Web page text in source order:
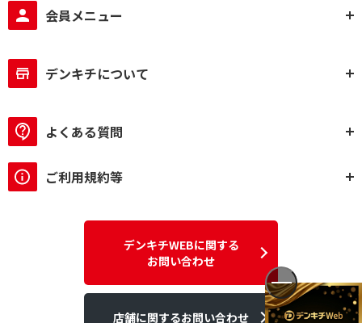
会員メニュー
デンキチについて
よくある質問
ご利用規約等
デンキチWEBに関する
お問い合わせ
店舗に関するお問い合わせ